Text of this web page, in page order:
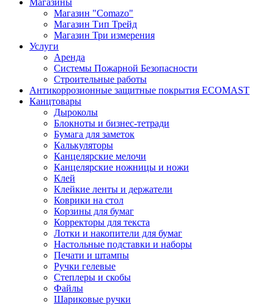
Магазины
Магазин "Comazo"
Магазин Тип Трейд
Магазин Три измерения
Услуги
Аренда
Системы Пожарной Безопасности
Строительные работы
Антикоррозионные защитные покрытия ECOMAST
Канцтовары
Дыроколы
Блокноты и бизнес-тетради
Бумага для заметок
Калькуляторы
Канцелярские мелочи
Канцелярские ножницы и ножи
Клей
Клейкие ленты и держатели
Коврики на стол
Корзины для бумаг
Корректоры для текста
Лотки и накопители для бумаг
Настольные подставки и наборы
Печати и штампы
Ручки гелевые
Степлеры и скобы
Файлы
Шариковые ручки